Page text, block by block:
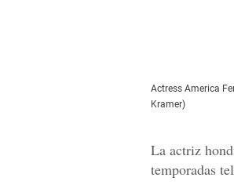
Actress America
Kramer)
La actriz
temporadas